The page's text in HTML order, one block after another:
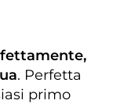
. Perfetta
primo